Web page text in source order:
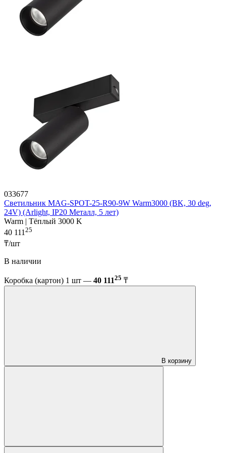
033677
Светильник MAG-SPOT-25-R90-9W Warm3000 (BK, 30 deg,
24V) (Arlight, IP20 Металл, 5 лет)
Warm | Тёплый 3000 K
40 11125
₸/шт
В наличии
Коробка (картон) 1 шт — 40 11125 ₸
В корзину